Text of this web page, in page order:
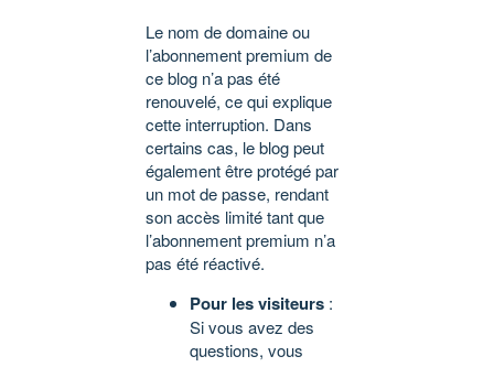
Le nom de domaine ou
l’abonnement premium de
ce blog n’a pas été
renouvelé, ce qui explique
cette interruption. Dans
certains cas, le blog peut
également être protégé par
un mot de passe, rendant
son accès limité tant que
l’abonnement premium n’a
pas été réactivé.
Pour les visiteurs :
Si vous avez des
questions, vous